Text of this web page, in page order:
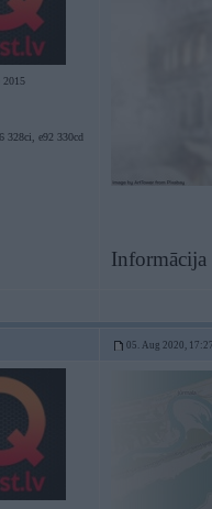
2015
328ci, e92 330cd
Informācija
05. Aug 2020,